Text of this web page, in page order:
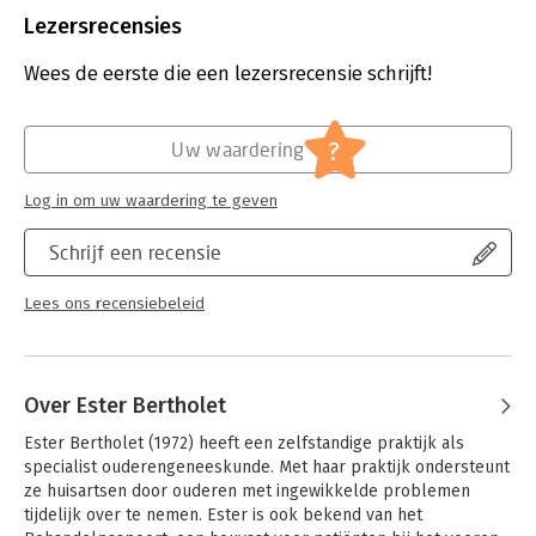
Uitgever:
Verschijningsdatum:
19-4-2023
Lezersrecensies
Wees de eerste die een lezersrecensie schrijft!
Schrijf een recensie
Lees ons recensiebeleid
Uw waardering ?
Log in om uw waardering te geven
Over Ester Bertholet
Ester Bertholet (1972) heeft een zelfstandige praktijk als
specialist ouderengeneeskunde. Met haar praktijk ondersteunt
ze huisartsen door ouderen met ingewikkelde problemen
tijdelijk over te nemen. Ester is ook bekend van het